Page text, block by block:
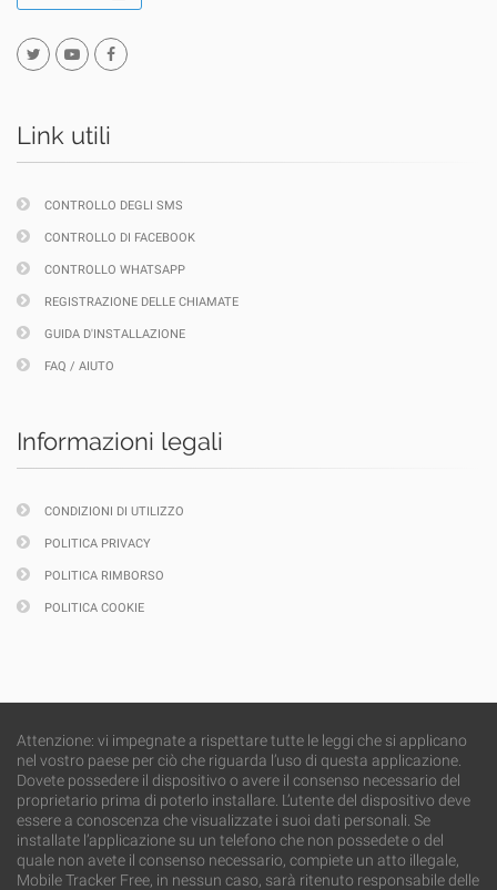
Link utili
CONTROLLO DEGLI SMS
CONTROLLO DI FACEBOOK
CONTROLLO WHATSAPP
REGISTRAZIONE DELLE CHIAMATE
GUIDA D'INSTALLAZIONE
FAQ / AIUTO
Informazioni legali
CONDIZIONI DI UTILIZZO
POLITICA PRIVACY
POLITICA RIMBORSO
POLITICA COOKIE
Attenzione: vi impegnate a rispettare tutte le leggi che si applicano
nel vostro paese per ciò che riguarda l’uso di questa applicazione.
Dovete possedere il dispositivo o avere il consenso necessario del
proprietario prima di poterlo installare. L’utente del dispositivo deve
essere a conoscenza che visualizzate i suoi dati personali. Se
installate l’applicazione su un telefono che non possedete o del
quale non avete il consenso necessario, compiete un atto illegale,
Mobile Tracker Free, in nessun caso, sarà ritenuto responsabile delle